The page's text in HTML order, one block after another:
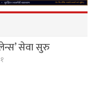
सेवा सुरु